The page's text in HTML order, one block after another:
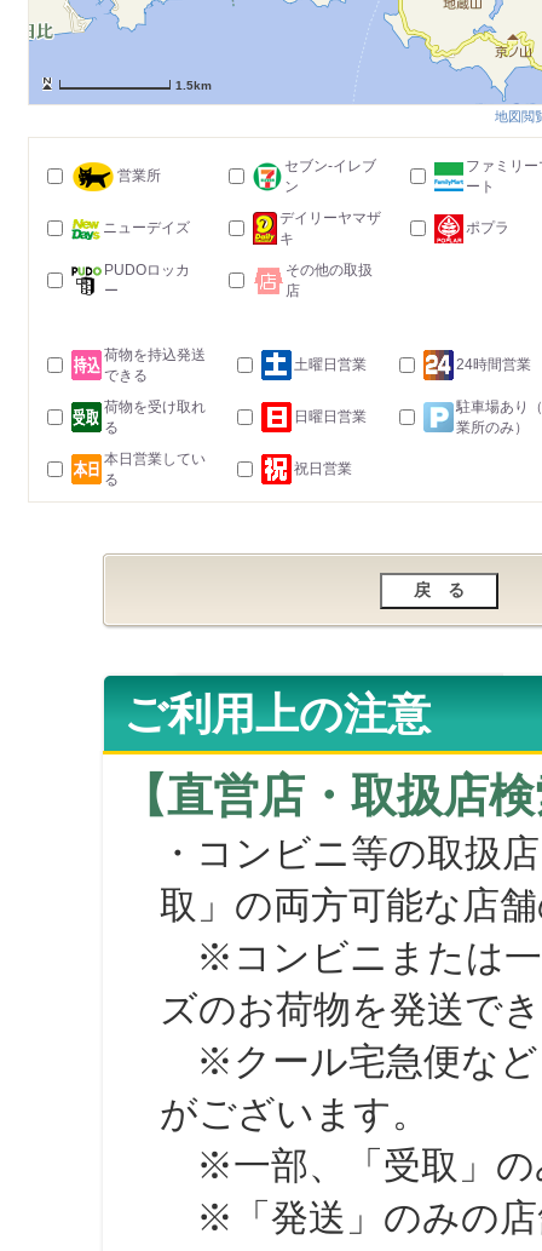
1.5km
地図閲
営業所
セブン-イレブ
ン
ファミリー
ート
ニューデイズ
デイリーヤマザ
キ
ポプラ
PUDOロッカ
ー
その他の取扱
店
荷物を持込発送
できる
土曜日営業 24時間営業
荷物を受け取れ
る
日曜日営業
駐車場あり
業所のみ）
本日営業してい
る
祝日営業
ご利用上の注意
【直営店・取扱店
・コンビニ等の取扱
取」の両方可能な店
※コンビニまたは一
ズのお荷物を発送で
※クール宅急便など
がございます。
※一部、「受取」の
※「発送」のみの店